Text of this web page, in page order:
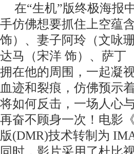
在“生机”版终极海报
手仿佛想要抓住上空蕴
饰）、妻子阿玲（文咏
达马（宋洋 饰）、萨丁
拥在他的周围，一起凝
血迹和裂痕，仿佛预示
将如何反击，一场人心
再奋不顾身一次！ 电影
版(DMR)技术转制为
同时，影片采用了杜比